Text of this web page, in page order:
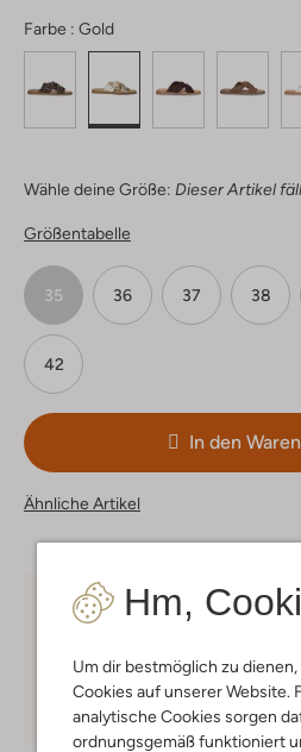
Hm,
Um dir bestmöglich zu
Cookies auf unserer Website.
analytische Cookies sorgen
ordnungsgemäß funktioniert
Farbe : Gold
Wähle deine Größe: Dieser Artikel
Größentabelle
35 36 37 38
42
In den
Ähnliche Artikel
Kostenloser Versandab € 75
Kauf auf Rechnung 30 Tagen